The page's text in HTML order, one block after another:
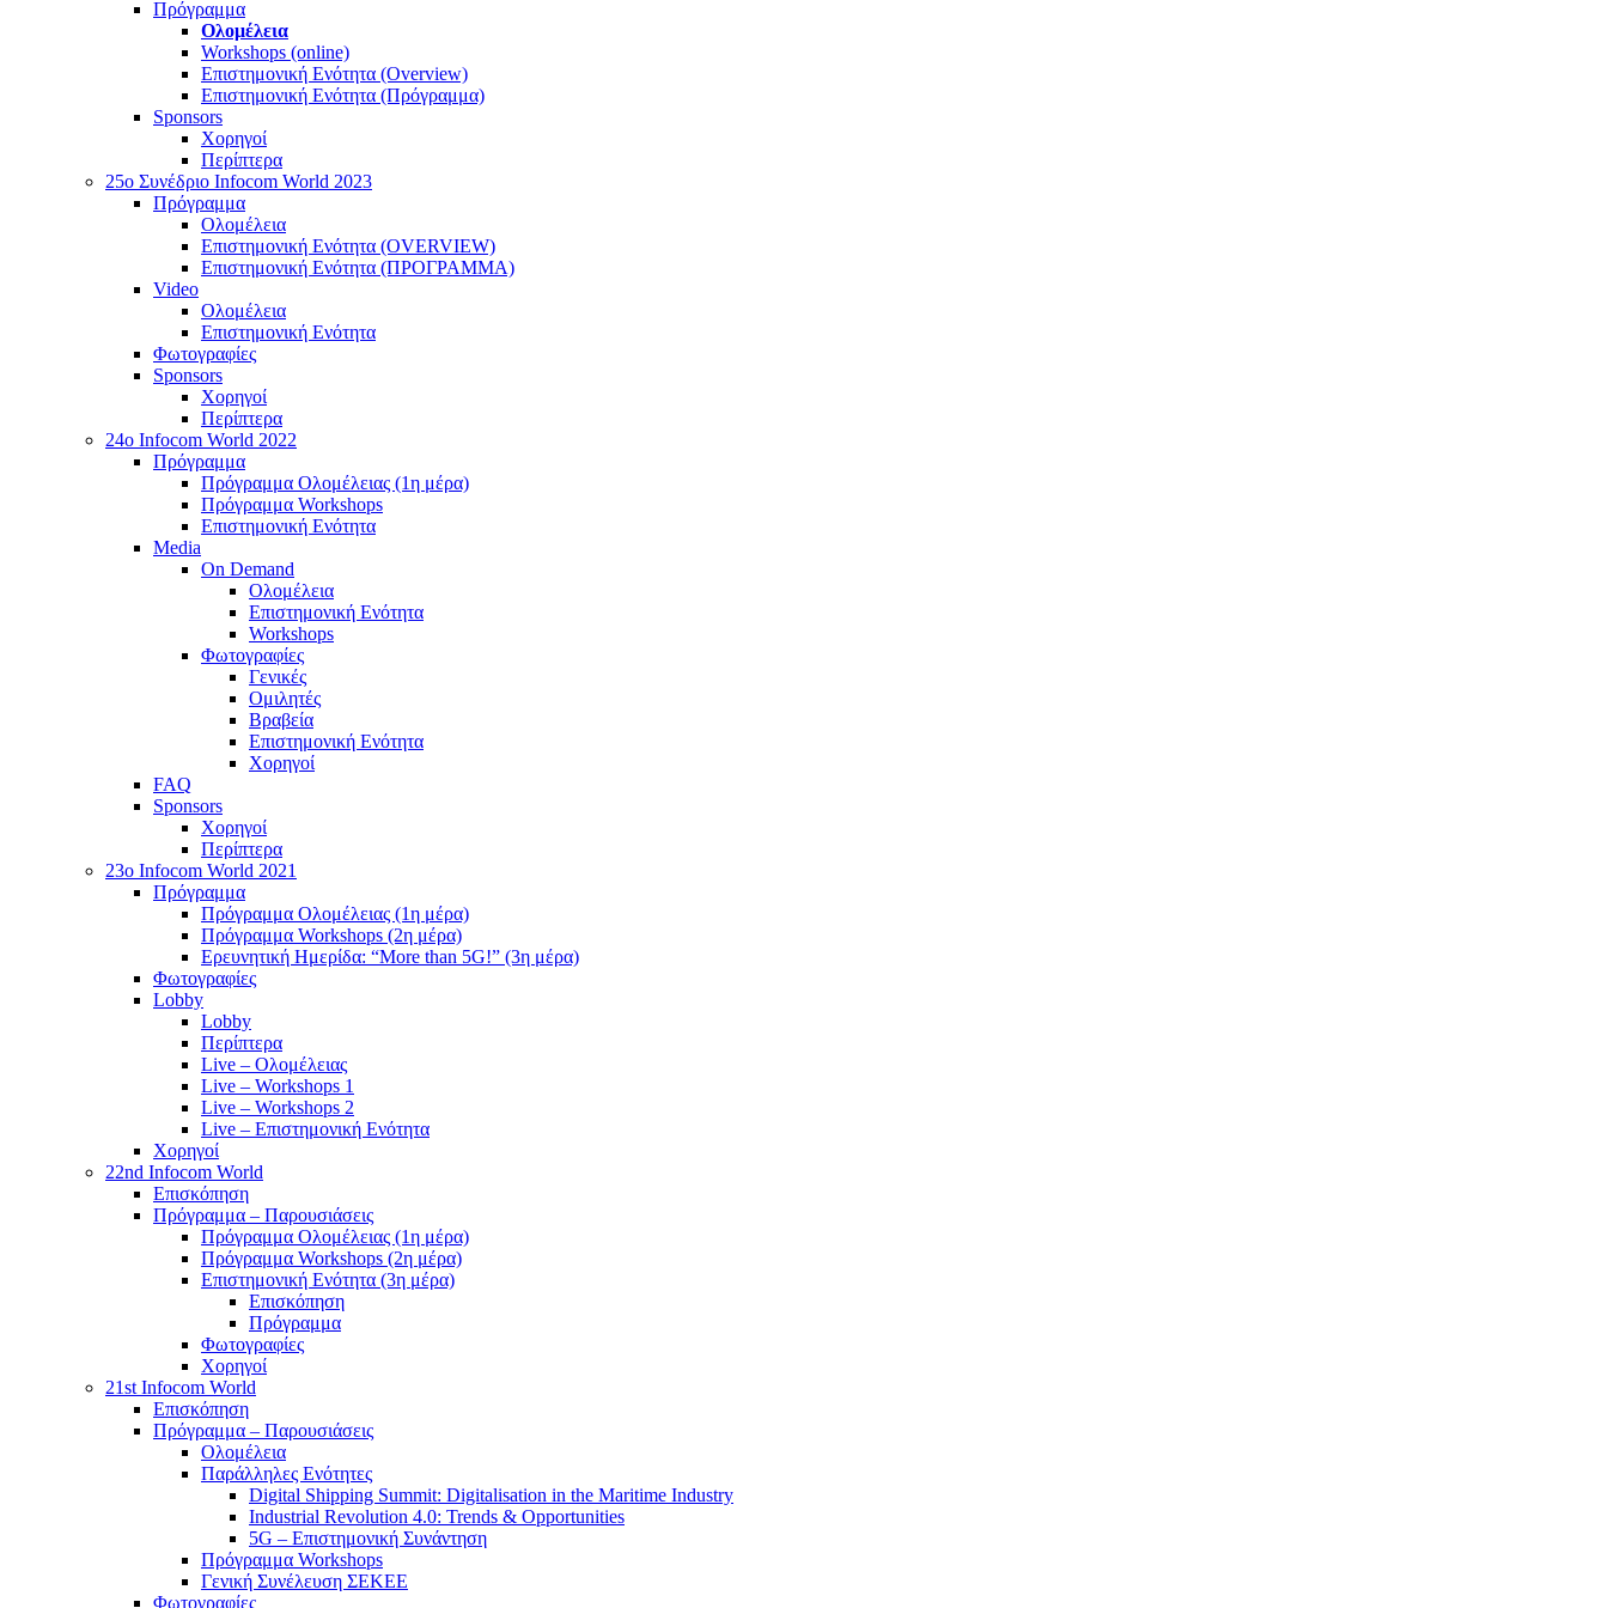
Πρόγραμμα
Ολομέλεια
Workshops (online)
Επιστημονική Ενότητα (Overview)
Επιστημονική Ενότητα (Πρόγραμμα)
Sponsors
Χορηγοί
Περίπτερα
25o Συνέδριο Infocom World 2023
Πρόγραμμα
Ολομέλεια
Επιστημονική Ενότητα (OVERVIEW)
Επιστημονική Ενότητα (ΠΡΟΓΡΑΜΜΑ)
Video
Ολομέλεια
Επιστημονική Ενότητα
Φωτογραφίες
Sponsors
Χορηγοί
Περίπτερα
24o Infocom World 2022
Πρόγραμμα
Πρόγραμμα Ολομέλειας (1η μέρα)
Πρόγραμμα Workshops
Επιστημονική Ενότητα
Media
On Demand
Ολομέλεια
Επιστημονική Ενότητα
Workshops
Φωτογραφίες
Γενικές
Ομιλητές
Βραβεία
Επιστημονική Ενότητα
Χορηγοί
FAQ
Sponsors
Χορηγοί
Περίπτερα
23o Infocom World 2021
Πρόγραμμα
Πρόγραμμα Ολομέλειας (1η μέρα)
Πρόγραμμα Workshops (2η μέρα)
Ερευνητική Ημερίδα: “More than 5G!” (3η μέρα)
Φωτογραφίες
Lobby
Lobby
Περίπτερα
Live – Ολομέλειας
Live – Workshops 1
Live – Workshops 2
Live – Επιστημονική Ενότητα
Χορηγοί
22nd Infocom World
Επισκόπηση
Πρόγραμμα – Παρουσιάσεις
Πρόγραμμα Ολομέλειας (1η μέρα)
Πρόγραμμα Workshops (2η μέρα)
Επιστημονική Ενότητα (3η μέρα)
Επισκόπηση
Πρόγραμμα
Φωτογραφίες
Χορηγοί
21st Infocom World
Επισκόπηση
Πρόγραμμα – Παρουσιάσεις
Ολομέλεια
Παράλληλες Ενότητες
Digital Shipping Summit: Digitalisation in the Maritime Industry
Industrial Revolution 4.0: Trends & Opportunities
5G – Επιστημονική Συνάντηση
Πρόγραμμα Workshops
Γενική Συνέλευση ΣΕΚΕΕ
Φωτογραφίες